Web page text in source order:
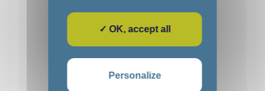
2 3 4
Voir toutes les actualités
✓ OK, accept all
Personalize